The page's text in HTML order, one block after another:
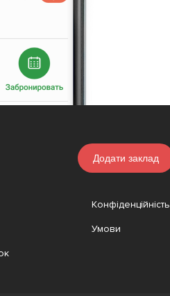
Додати заклад
Конфіденційність
Умови